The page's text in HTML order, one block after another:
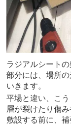
ラジアルシート
部分には、場所
いきます。
平場と違い、こ
層が裂けたり傷
敷設する前に、